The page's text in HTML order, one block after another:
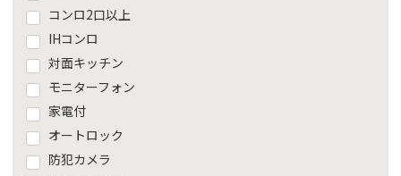
コンロ2口以上
IHコンロ
対面キッチン
モニターフォン
家電付
オートロック
防犯カメラ